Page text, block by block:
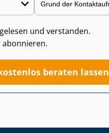
gelesen und verstanden.
beraten lassen